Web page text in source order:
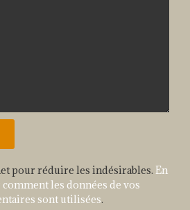
pour réduire les indésirables. En
les données de vos
sont utilisées.